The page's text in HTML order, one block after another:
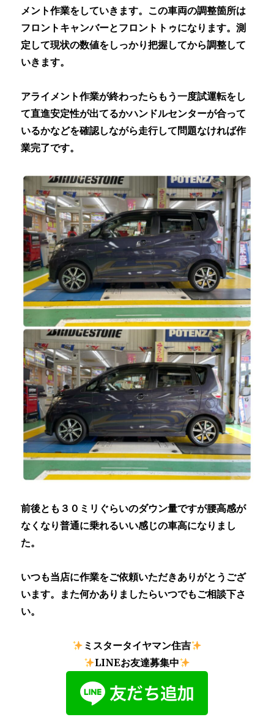
メント作業をしていきます。この車両の調整箇所は
フロントキャンバーとフロントトゥになります。測
定して現状の数値をしっかり把握してから調整して
いきます。
アライメント作業が終わったらもう一度試運転をし
て直進安定性が出てるかハンドルセンターが合って
いるかなどを確認しながら走行して問題なければ作
業完了です。
前後とも３０ミリぐらいのダウン量ですが腰高感が
なくなり普通に乗れるいい感じの車高になりまし
た。
いつも当店に作業をご依頼いただきありがとうござ
います。また何かありましたらいつでもご相談下さ
い。
ミスタータイヤマン住吉
LINEお友達募集中